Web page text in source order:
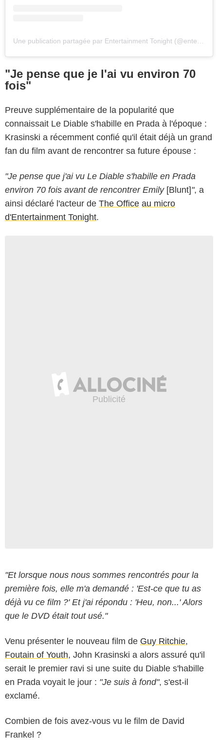
"Je pense que je l'ai vu environ 70
fois"
Preuve supplémentaire de la popularité que
connaissait Le Diable s'habille en Prada à l'époque :
Krasinski a récemment confié qu'il était déjà un grand
fan du film avant de rencontrer sa future épouse :
"Je pense que j'ai vu Le Diable s'habille en Prada
environ 70 fois avant de rencontrer Emily [Blunt]", a
ainsi déclaré l'acteur de The Office au micro
d'Entertainment Tonight.
"Et lorsque nous nous sommes rencontrés pour la
première fois, elle m'a demandé : 'Est-ce que tu as
déjà vu ce film ?' Et j'ai répondu : 'Heu, non...' Alors
que le DVD était tout usé."
Venu présenter le nouveau film de Guy Ritchie,
Foutain of Youth, John Krasinski a alors assuré qu'il
serait le premier ravi si une suite du Diable s'habille
en Prada voyait le jour : "Je suis à fond", s'est-il
exclamé.
Combien de fois avez-vous vu le film de David
Frankel ?